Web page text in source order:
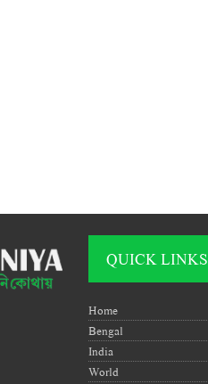
QUICK LINKS
Home
Bengal
India
World